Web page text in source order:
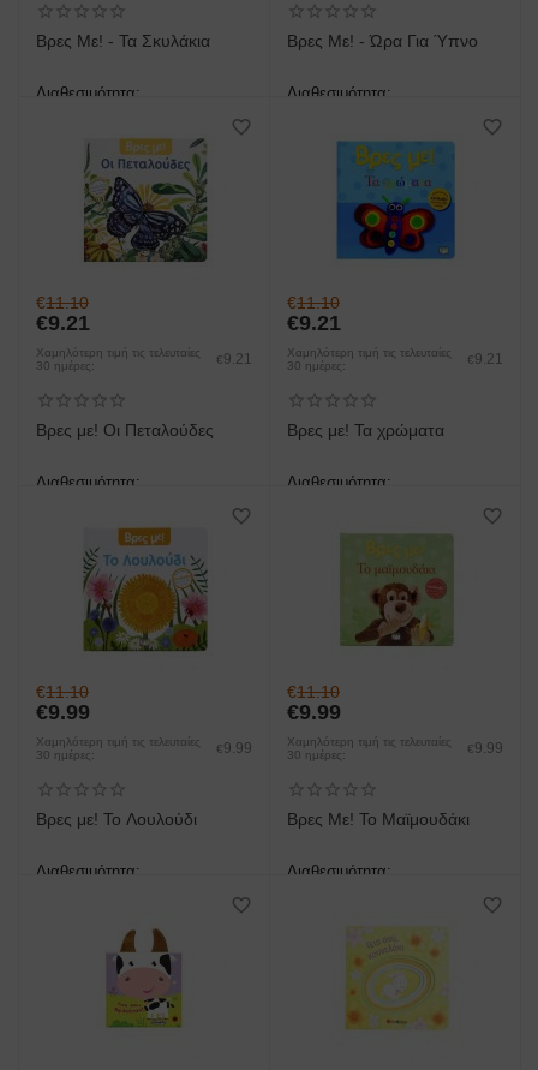
Βρες Με! - Τα Σκυλάκια
Διαθεσιμότητα:
Βρες Με! - Ώρα Για Ύπνο
Διαθεσιμότητα:
€11.10
€9.21
Χαμηλότερη τιμή τις τελευταίες
30 ημέρες:
€ 9.21
Βρες με! Οι Πεταλούδες
Διαθεσιμότητα:
€11.10
€9.21
Χαμηλότερη τιμή τις τελευταίες
30 ημέρες:
€ 9.21
Βρες με! Τα χρώματα
Διαθεσιμότητα:
€11.10
€9.99
Χαμηλότερη τιμή τις τελευταίες
30 ημέρες:
€ 9.99
Βρες με! Το Λουλούδι
Διαθεσιμότητα:
€11.10
€9.99
Χαμηλότερη τιμή τις τελευταίες
30 ημέρες:
€ 9.99
Βρες Με! Το Μαϊμουδάκι
Διαθεσιμότητα: